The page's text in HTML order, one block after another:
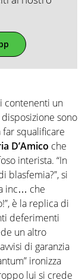
contenenti un
sono
far squalificare
D’Amico che
interista. “In
blasfemia?”, si
inc… che
è la replica di
deferimenti
un altro
di garanzia
ironizza
lui si crede